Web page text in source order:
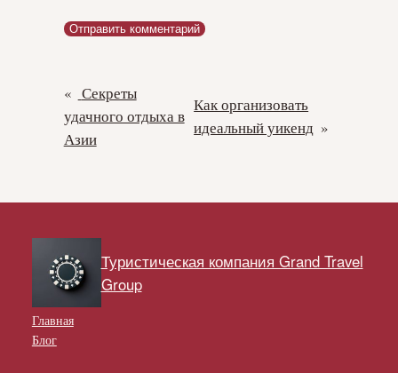
« Секреты
удачного отдыха в
Азии
Как организовать
идеальный уикенд »
Туристическая компания Grand Travel
Group
Главная
Блог